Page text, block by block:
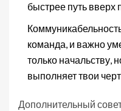
быстрее путь вверх
команда, и важно
только начальству,
выполняет твои
Дополнительный